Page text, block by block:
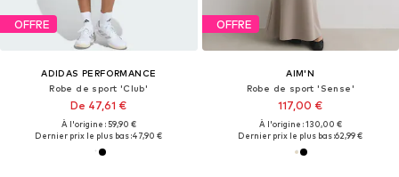
OFFRE
ADIDAS PERFORMANCE
Robe de sport 'Club'
De 47,61 €
À l'origine : 59,90 €
Dernier prix le plus bas :47,90 €
OFFRE
AIM'N
Robe de sport 'Sense'
117,00 €
À l'origine : 130,00 €
Dernier prix le plus bas :62,99 €